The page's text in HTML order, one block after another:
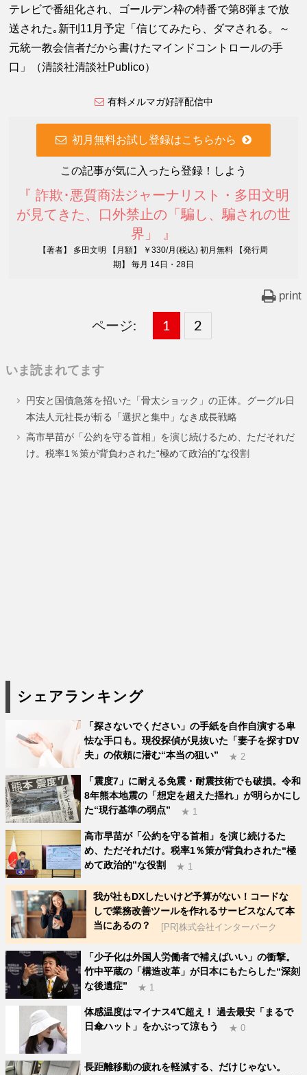
テレビで番組化され、ゴールデン枠の特番で第8弾まで放
送された｡新刊11月予定「信じてみたら、ダマされる。～
元統一教会信者だから書けたマインドコントロールの手
口」（清談社清談社Publico）
有料メルマガ好評配信中
初月無料お試し登録はこちらから
この記事が気に入ったら登録！しよう
『 詐欺･悪質商法ジャーナリスト・多田文明
が見てきた、口外禁止の「騙し、騙されの世
界」 』
【著者】 多田文明 【月額】 ￥330/月(税込) 初月無料 【発行周
期】 毎月 14日・28日
print
ページ:
固
ー
ジ
1 ,
固
ー
ジ
2
いま読まれてます
円安と国債急落を招いた「骨太ショック」の正体。グーグル日
本法人元社長が斬る「選択と集中」なき成長戦略
高市早苗が「公約を守る首相」を演じ続けるため、ただそれだ
け。税率1％策が背負わされた“極めて政治的”な役割
シェアランキング
「探さないでください」の手紙を自作自演する卑
怯な手口も。現役探偵が見抜いた「妻子を探すDV
夫」の依頼に潜む“本当の狙い”
★ 2
「震度7」に耐える免震・耐震技術でも破損。令和
8年熊本地震の「想定を超えた揺れ」が明らかにし
た“現行基準の弱点”
★ 1
高市早苗が「公約を守る首相」を演じ続けるた
め、ただそれだけ。税率1％策が背負わされた“極
めて政治的”な役割
★ 1
我が社もDXしたいけど予算がない！コードな
しで業務改善ツールを作れるサービスなんて本
当にあるの？
[PR]株式会社インターパーク
「少子化は外国人労働者で補えばいい」の衝撃。
竹中平蔵の「構造改革」が日本にもたらした“深刻
な後遺症”
★ 1
体感温度はマイナス4℃超え！ 過去最安「まるで
日傘ハット」をかぶって涼もう
★ 0
長距離移動の疲れを軽減する、だけじゃない。